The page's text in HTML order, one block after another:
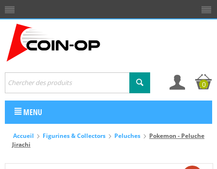
0
MENU
Accueil Figurines & Collectors Peluches
Pokemon - Peluche
Jirachi